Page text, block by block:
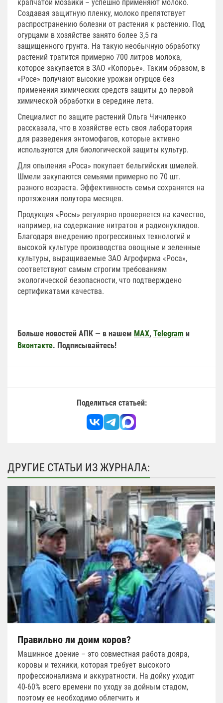
крапчатой мозаики – успешно применяют молоко.
Создавая защитную пленку, молоко препятствует
распространению болезни от растения к растению. Под
огурцами в хозяйстве занято более 3,5 га
защищенного грунта. На такую необычную обработку
растений тратится примерно 700 литров молока,
которое закупается в ЗАО «Копорье». Таким образом, в
«Росе» получают высокие урожаи огурцов без
применения химических средств защиты до первой
химической обработки в середине лета.
Специалист по защите растений Ольга Чичиленко
рассказала, что в хозяйстве есть своя лаборатория
для разведения энтомофагов, которые активно
используются для биологической защиты культур.
Для опыления «Роса» покупает бельгийских шмелей.
Шмели закупаются семьями примерно по 70 шт.
разного возраста. Эффективность семьи сохранятся на
протяжении полутора месяцев.
Продукция «Росы» регулярно проверяется на качество,
например, на содержание нитратов и радионуклидов.
Благодаря внедрению прогрессивных технологий и
высокой культуре производства овощные и зеленные
культуры, выращиваемые ЗАО Агрофирма «Роса»,
соответствуют самым строгим требованиям
экологической безопасности, что подтверждено
сертификатами качества.
Больше новостей АПК — в нашем MAX, Telegram и
Вконтакте. Подписывайтесь!
Поделиться статьей:
ДРУГИЕ СТАТЬИ ИЗ ЖУРНАЛА:
Правильно ли доим коров?
Машинное доение – это совместная работа дояра,
коровы и техники, которая требует высокого
профессионализма и аккуратности. На дойку уходит
40-60% всего времени по уходу за дойным стадом,
поэтому ее необходимо облегчить и